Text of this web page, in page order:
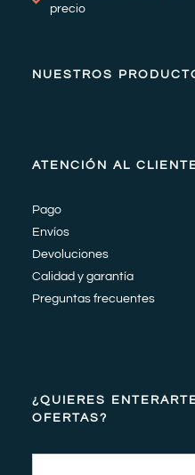
precio
NUESTROS
ATENCIÓN AL
Pago
Envíos
Devoluciones
Calidad y garantía
Preguntas frecuentes
¿QUIERES
OFERTAS?